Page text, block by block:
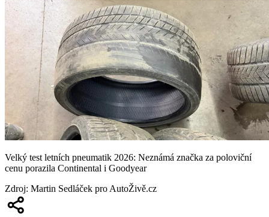
Velký test letních pneumatik 2026: Neznámá značka za poloviční
cenu porazila Continental i Goodyear
Zdroj: Martin Sedláček pro AutoŽivě.cz